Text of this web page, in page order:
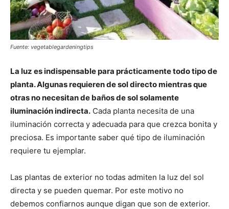
Fuente: vegetablegardeningtips
La luz es indispensable para prácticamente todo tipo de
planta. Algunas requieren de sol directo mientras que
otras no necesitan de baños de sol solamente
iluminación indirecta. Cada planta necesita de una
iluminación correcta y adecuada para que crezca bonita y
preciosa. Es importante saber qué tipo de iluminación
requiere tu ejemplar.
Las plantas de exterior no todas admiten la luz del sol
directa y se pueden quemar. Por este motivo no
debemos confiarnos aunque digan que son de exterior.